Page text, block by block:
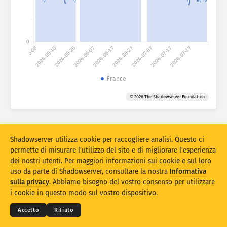
Statistiche di attacco: dispositivi
Set di dati
Tag
Stacking Impilato Sovrapposizione
Aggiorna Reset
Scarica come PNG
2026-05-082026-05-182026-05-282026-06-072026-06-172026-06-272026-07-072026-07-172026-07-27
0
France
© 2026 The Shadowserver Foundation
© 2026THE SHADOWSERVER FOUNDATION
Privacy e condizioni
Contattaci Ringraziamenti
Shadowserver utilizza cookie per raccogliere analisi. Questo ci
permette di misurare l'utilizzo del sito e di migliorare l'esperienza
dei nostri utenti. Per maggiori informazioni sui cookie e sul loro
uso da parte di Shadowserver, consultare la nostra Informativa
sulla privacy. Abbiamo bisogno del vostro consenso per utilizzare
i cookie in questo modo sul vostro dispositivo.
Accetto Rifiuto